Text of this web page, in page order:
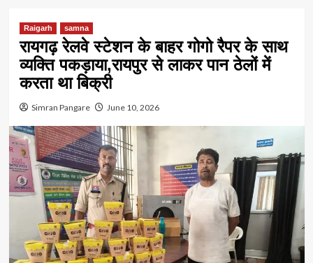
Raigarh samna
रायगढ़ रेलवे स्टेशन के बाहर गोगो रैपर के साथ
व्यक्ति पकड़ाया,रायपुर से लाकर पान ठेलों में
करता था बिक्री
Simran Pangare June 10, 2026